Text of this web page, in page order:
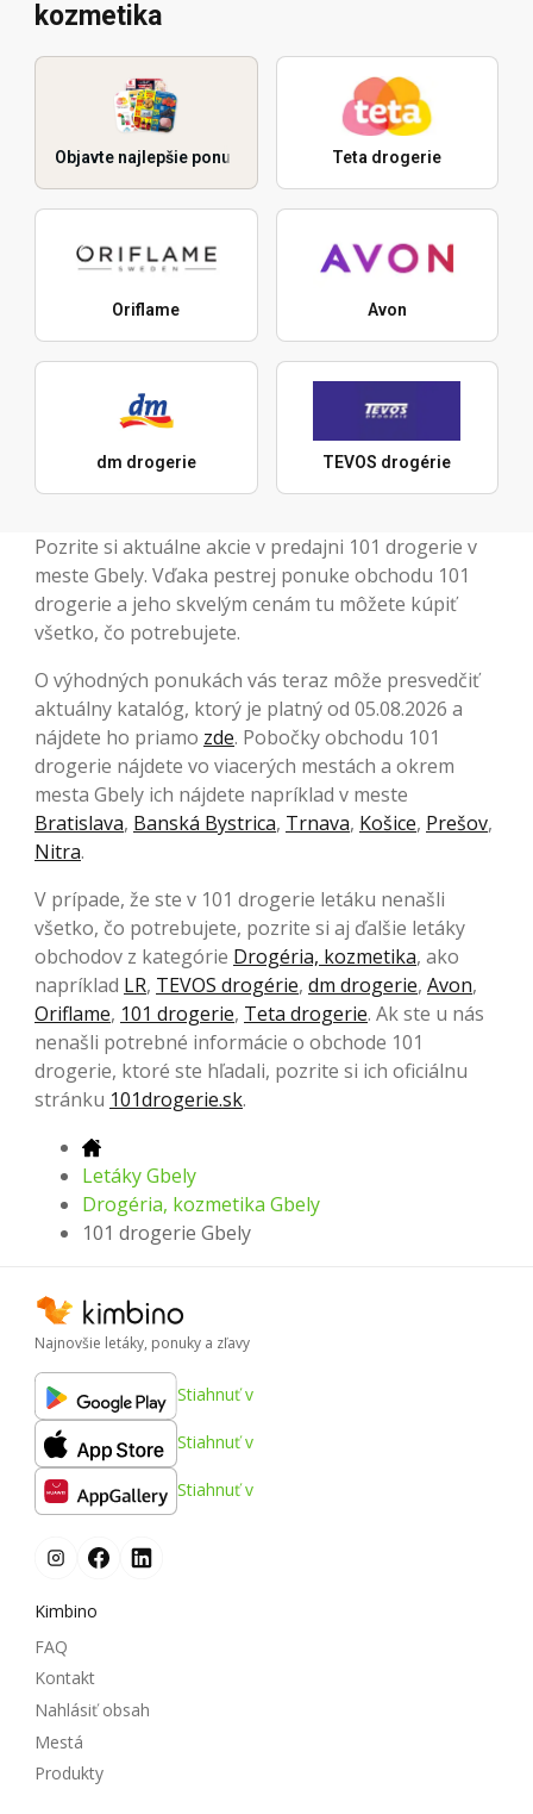
kozmetika
Objavte najlepšie ponuky Teta drogerie
Oriflame Avon
dm drogerie TEVOS drogérie
Pozrite si aktuálne akcie v predajni 101 drogerie v
meste Gbely. Vďaka pestrej ponuke obchodu 101
drogerie a jeho skvelým cenám tu môžete kúpiť
všetko, čo potrebujete.
O výhodných ponukách vás teraz môže presvedčiť
aktuálny katalóg, ktorý je platný od 05.08.2026 a
nájdete ho priamo zde. Pobočky obchodu 101
drogerie nájdete vo viacerých mestách a okrem
mesta Gbely ich nájdete napríklad v meste
Bratislava, Banská Bystrica, Trnava, Košice, Prešov,
Nitra.
V prípade, že ste v 101 drogerie letáku nenašli
všetko, čo potrebujete, pozrite si aj ďalšie letáky
obchodov z kategórie Drogéria, kozmetika, ako
napríklad LR, TEVOS drogérie, dm drogerie, Avon,
Oriflame, 101 drogerie, Teta drogerie. Ak ste u nás
nenašli potrebné informácie o obchode 101
drogerie, ktoré ste hľadali, pozrite si ich oficiálnu
stránku 101drogerie.sk.
Letáky Gbely
Drogéria, kozmetika Gbely
101 drogerie Gbely
Najnovšie letáky, ponuky a zľavy
Stiahnuť v
Stiahnuť v
Stiahnuť v
Kimbino
FAQ
Kontakt
Nahlásiť obsah
Mestá
Produkty